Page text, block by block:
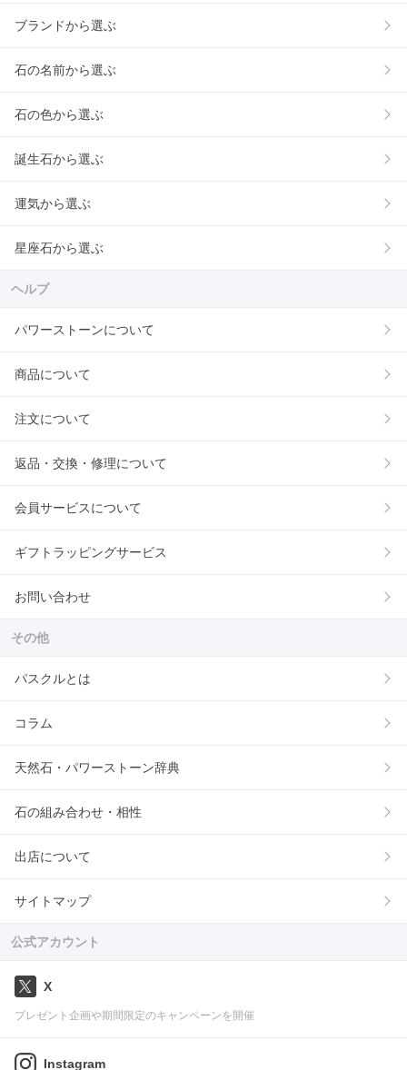
ブランドから選ぶ
石の名前から選ぶ
石の色から選ぶ
誕生石から選ぶ
運気から選ぶ
星座石から選ぶ
ヘルプ
パワーストーンについて
商品について
注文について
返品・交換・修理について
会員サービスについて
ギフトラッピングサービス
お問い合わせ
その他
パスクルとは
コラム
天然石・パワーストーン辞典
石の組み合わせ・相性
出店について
サイトマップ
公式アカウント
X
プレゼント企画や期間限定のキャンペーンを開催
Instagram